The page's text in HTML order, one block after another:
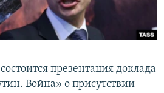
КРЫМА
презентация доклада
Война» о присутствии